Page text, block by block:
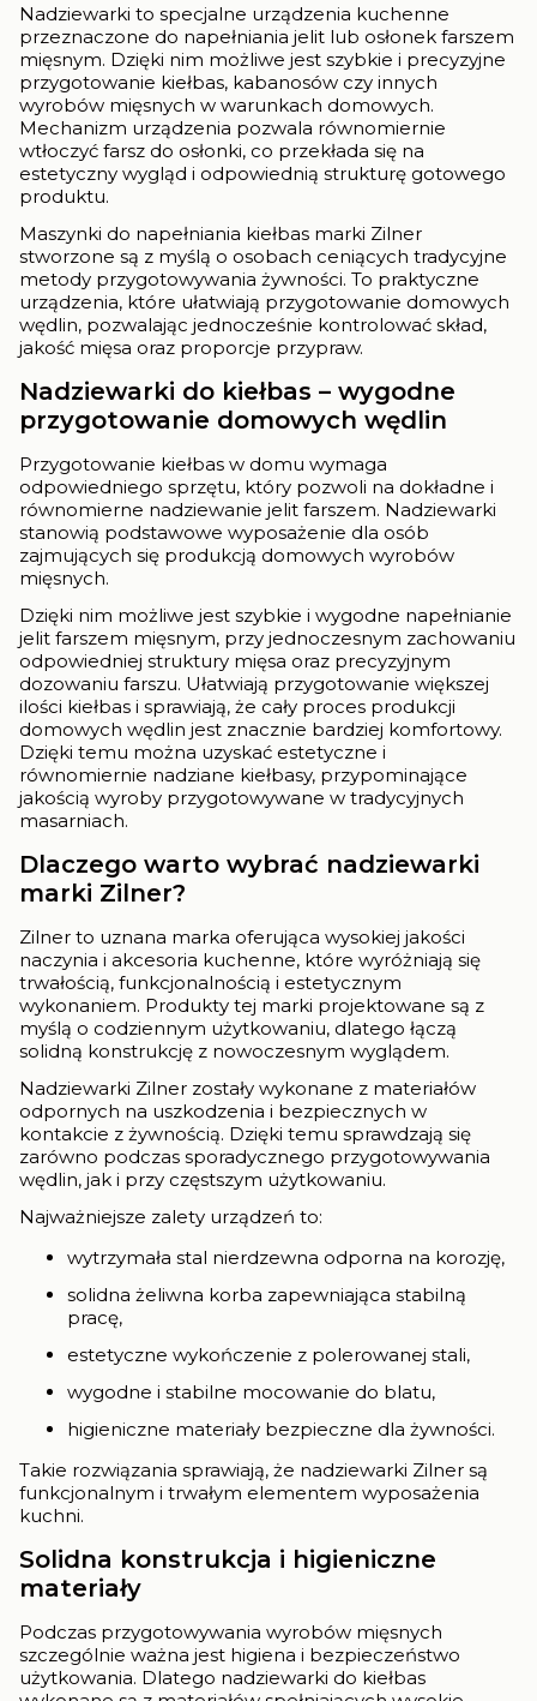
Nadziewarki to specjalne urządzenia kuchenne
przeznaczone do napełniania jelit lub osłonek farszem
mięsnym. Dzięki nim możliwe jest szybkie i precyzyjne
przygotowanie kiełbas, kabanosów czy innych
wyrobów mięsnych w warunkach domowych.
Mechanizm urządzenia pozwala równomiernie
wtłoczyć farsz do osłonki, co przekłada się na
estetyczny wygląd i odpowiednią strukturę gotowego
produktu.
Maszynki do napełniania kiełbas marki Zilner
stworzone są z myślą o osobach ceniących tradycyjne
metody przygotowywania żywności. To praktyczne
urządzenia, które ułatwiają przygotowanie domowych
wędlin, pozwalając jednocześnie kontrolować skład,
jakość mięsa oraz proporcje przypraw.
Nadziewarki do kiełbas – wygodne
przygotowanie domowych wędlin
Przygotowanie kiełbas w domu wymaga
odpowiedniego sprzętu, który pozwoli na dokładne i
równomierne nadziewanie jelit farszem. Nadziewarki
stanowią podstawowe wyposażenie dla osób
zajmujących się produkcją domowych wyrobów
mięsnych.
Dzięki nim możliwe jest szybkie i wygodne napełnianie
jelit farszem mięsnym, przy jednoczesnym zachowaniu
odpowiedniej struktury mięsa oraz precyzyjnym
dozowaniu farszu. Ułatwiają przygotowanie większej
ilości kiełbas i sprawiają, że cały proces produkcji
domowych wędlin jest znacznie bardziej komfortowy.
Dzięki temu można uzyskać estetyczne i
równomiernie nadziane kiełbasy, przypominające
jakością wyroby przygotowywane w tradycyjnych
masarniach.
Dlaczego warto wybrać nadziewarki
marki Zilner?
Zilner to uznana marka oferująca wysokiej jakości
naczynia i akcesoria kuchenne, które wyróżniają się
trwałością, funkcjonalnością i estetycznym
wykonaniem. Produkty tej marki projektowane są z
myślą o codziennym użytkowaniu, dlatego łączą
solidną konstrukcję z nowoczesnym wyglądem.
Nadziewarki Zilner zostały wykonane z materiałów
odpornych na uszkodzenia i bezpiecznych w
kontakcie z żywnością. Dzięki temu sprawdzają się
zarówno podczas sporadycznego przygotowywania
wędlin, jak i przy częstszym użytkowaniu.
Najważniejsze zalety urządzeń to:
wytrzymała stal nierdzewna odporna na korozję,
solidna żeliwna korba zapewniająca stabilną
pracę,
estetyczne wykończenie z polerowanej stali,
wygodne i stabilne mocowanie do blatu,
higieniczne materiały bezpieczne dla żywności.
Takie rozwiązania sprawiają, że nadziewarki Zilner są
funkcjonalnym i trwałym elementem wyposażenia
kuchni.
Solidna konstrukcja i higieniczne
materiały
Podczas przygotowywania wyrobów mięsnych
szczególnie ważna jest higiena i bezpieczeństwo
użytkowania. Dlatego nadziewarki do kiełbas